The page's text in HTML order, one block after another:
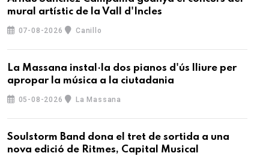
mural artístic de la Vall d'Incles
07-08-2026 Canillo
La Massana instal·la dos pianos d'ús lliure per
apropar la música a la ciutadania
05-08-2026 La Massana
Soulstorm Band dona el tret de sortida a una
nova edició de Ritmes, Capital Musical